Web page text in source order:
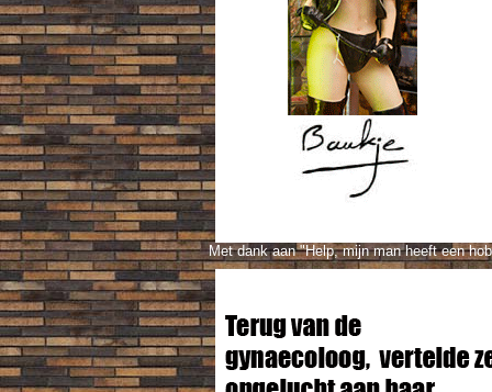
Met dank aan "Help, mijn man heeft een